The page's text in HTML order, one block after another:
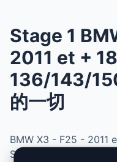
Stage 1
2011 et +
136/143/
的一切
BMW X3 - F25 - 2011
Stage 1 升级结合了性